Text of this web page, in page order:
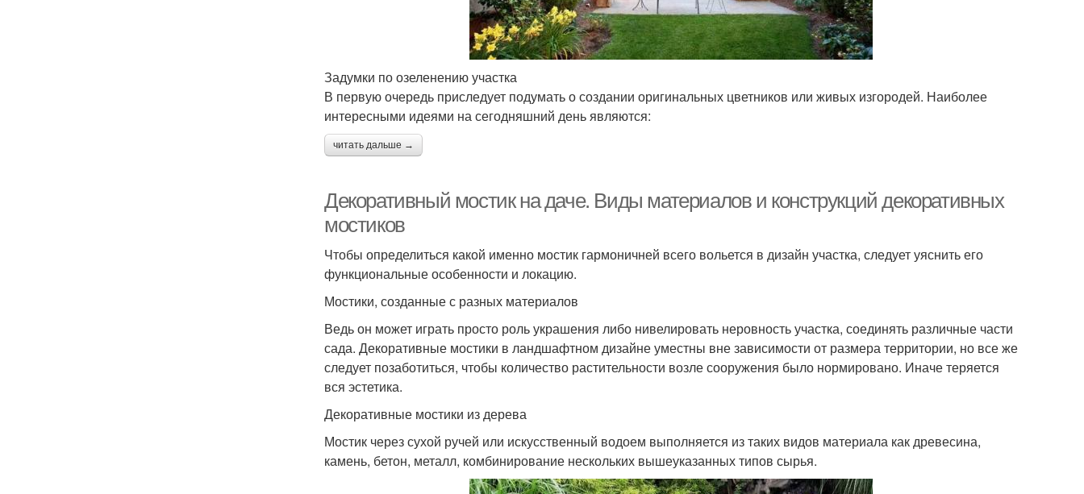
Задумки по озеленению участка
В первую очередь приследует подумать о создании оригинальных цветников или живых изгородей. Наиболее
интересными идеями на сегодняшний день являются:
читать дальше →
Декоративный мостик на даче. Виды материалов и конструкций декоративных
мостиков
Чтобы определиться какой именно мостик гармоничней всего вольется в дизайн участка, следует уяснить его
функциональные особенности и локацию.
Мостики, созданные с разных материалов
Ведь он может играть просто роль украшения либо нивелировать неровность участка, соединять различные части
сада. Декоративные мостики в ландшафтном дизайне уместны вне зависимости от размера территории, но все же
следует позаботиться, чтобы количество растительности возле сооружения было нормировано. Иначе теряется
вся эстетика.
Декоративные мостики из дерева
Мостик через сухой ручей или искусственный водоем выполняется из таких видов материала как древесина,
камень, бетон, металл, комбинирование нескольких вышеуказанных типов сырья.